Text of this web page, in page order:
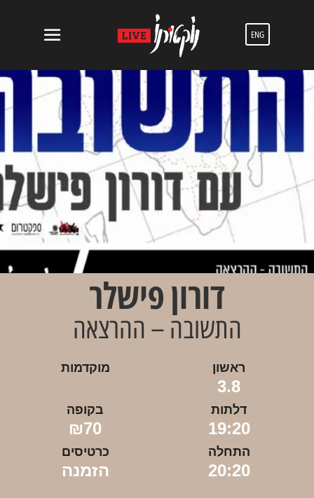
ENG
דורון פישלר
התשובה – ההרצאה
ראשון
3.8
מוקדמות
דלתות
19:20
בקופה
₪70
התחלה
20:20
כרטיסים
הזמנה